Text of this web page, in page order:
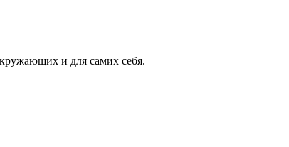
и для самих себя.